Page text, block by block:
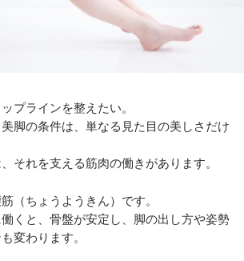
プラインを整えたい。
脚の条件は、単なる見た目の美しさだけ
それを支える筋肉の働きがあります。
（ちょうようきん）です。
くと、骨盤が安定し、脚の出し方や姿勢
変わります。